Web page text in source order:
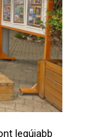
legújabb